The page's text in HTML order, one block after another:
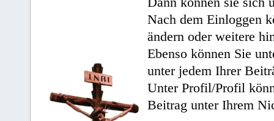
Nach dem Einloggen
ändern oder weitere
Ebenso können Sie
unter jedem Ihrer
Unter Profil/Profil
Beitrag unter Ihrem